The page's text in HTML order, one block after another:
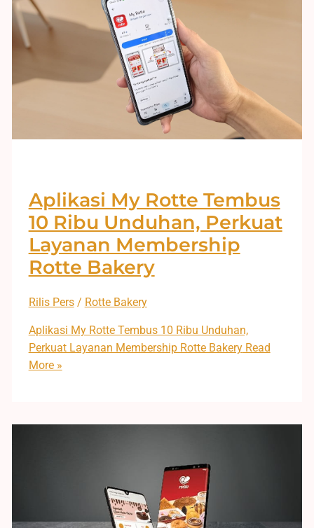
Aplikasi My Rotte Tembus
10 Ribu Unduhan, Perkuat
Layanan Membership
Rotte Bakery
Rilis Pers/ Rotte Bakery
Aplikasi My Rotte Tembus 10 Ribu Unduhan,
Perkuat Layanan Membership Rotte BakeryRead
More »